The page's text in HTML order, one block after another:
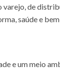
de
saúde e
e um meio